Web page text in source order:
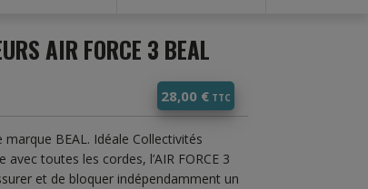
AIR FORCE 3 BEAL
28,00 €
BEAL. Idéale Collectivités
toutes les cordes, l’AIR FORCE 3
et de bloquer indépendamment un